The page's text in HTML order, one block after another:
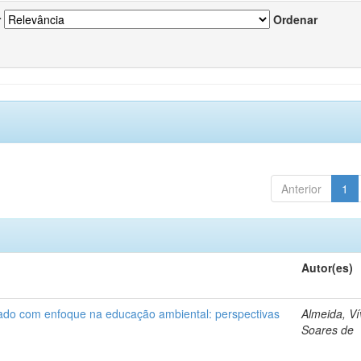
Ordenar
Anterior 1
Autor(es)
com enfoque na educação ambiental: perspectivas
Almeida,
Soares de